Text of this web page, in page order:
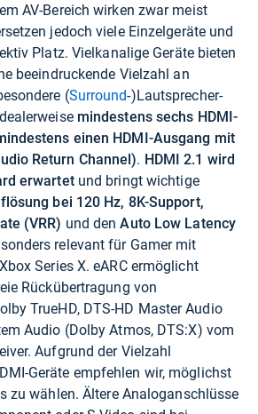
AV-Bereich wirken zwar meist
jedoch viele Einzelgeräte und
Platz. Vielkanalige Geräte bieten
beeindruckende Vielzahl an
(Surround-)Lautsprecher-
mindestens sechs HDMI-
einen HDMI-Ausgang mit
Return Channel). HDMI 2.1 wird
erwartetund bringt wichtige
bei 120 Hz, 8K-Support,
(VRR) und denAuto Low Latency
relevant für Gamer mit
Series X. eARC ermöglicht
Rückübertragung von
TrueHD, DTS-HD Master Audio
Audio (Dolby Atmos, DTS:X) vom
Aufgrund der Vielzahl
Geräte empfehlen wir, möglichst
zu wählen. Ältere Analoganschlüsse